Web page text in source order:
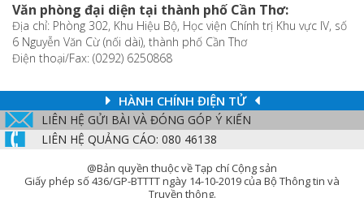
Văn phòng đại diện tại thành phố Cần Thơ:
Địa chỉ: Phòng 302, Khu Hiệu Bộ, Học viện Chính trị Khu vực IV, số
6 Nguyễn Văn Cừ (nối dài), thành phố Cần Thơ
Điện thoại/Fax: (0292) 6250868
HÀNH CHÍNH ĐIỆN TỬ
LIÊN HỆ GỬI BÀI VÀ ĐÓNG GÓP Ý KIẾN
LIÊN HỆ QUẢNG CÁO: 080 46138
@Bản quyền thuộc về Tạp chí Cộng sản
Giấy phép số 436/GP-BTTTT ngày 14-10-2019 của Bộ Thông tin và
Truyền thông.